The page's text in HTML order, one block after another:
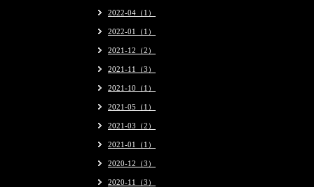
2022-04（1）
2022-01（1）
2021-12（2）
2021-11（3）
2021-10（1）
2021-05（1）
2021-03（2）
2021-01（1）
2020-12（3）
2020-11（3）